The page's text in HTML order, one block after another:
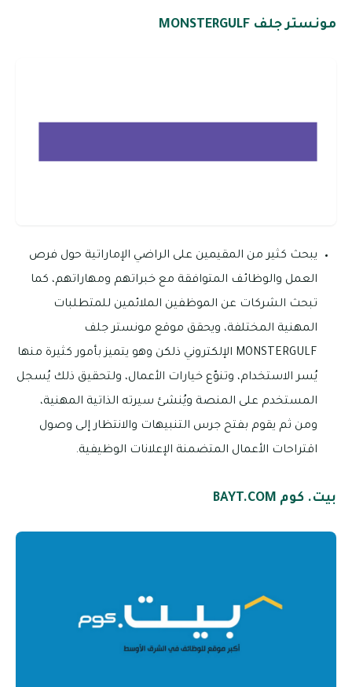
مونستر جلف MONSTERGULF
يبحث كثير من المقيمين على الراضي الإماراتية حول فرص
العمل والوظائف المتوافقة مع خبراتهم ومهاراتهم، كما
تبحث الشركات عن الموظفين الملائمين للمتطلبات
المهنية المختلفة، ويحقق موقع مونستر جلف
MONSTERGULF الإلكتروني ذلكن وهو يتميز بأمور كثيرة منها
يُسر الاستخدام، وتنوّع خيارات الأعمال، ولتحقيق ذلك يُسجل
المستخدم على المنصة ويُنشئ سيرته الذاتية المهنية،
ومن ثم يقوم بفتح جرس التنبيهات والانتظار إلى وصول
اقتراحات الأعمال المتضمنة الإعلانات الوظيفية.
بيت. كوم BAYT.COM